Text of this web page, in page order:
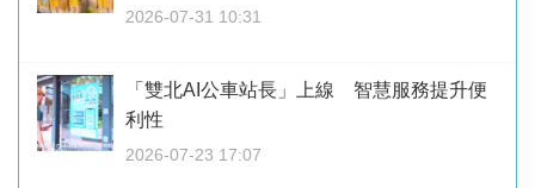
2026-07-31 10:31
「雙北AI公車站長」上線 智慧服務提升便
利性
2026-07-23 17:07